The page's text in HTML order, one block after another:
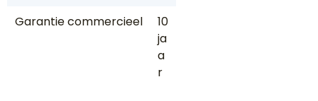
Garantie commercieel
10
ja
a
r